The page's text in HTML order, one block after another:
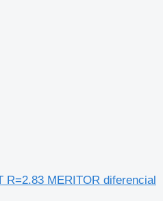
R=2.83 MERITOR diferencial